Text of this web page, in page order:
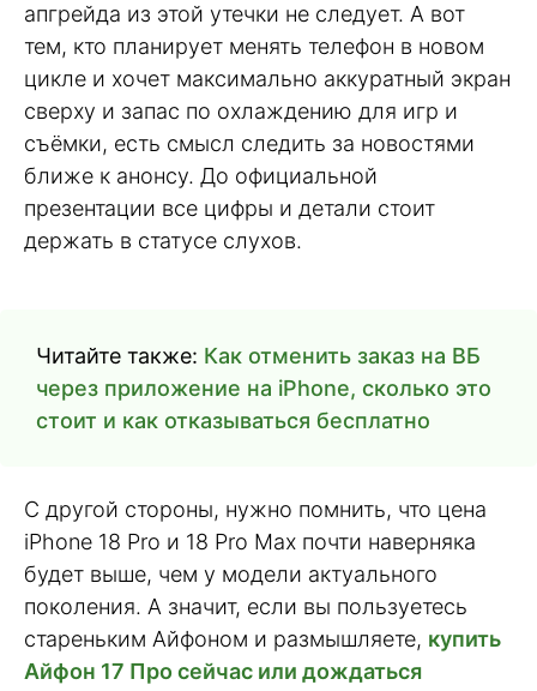
апгрейда из этой утечки не следует. А вот
тем, кто планирует менять телефон в новом
цикле и хочет максимально аккуратный экран
сверху и запас по охлаждению для игр и
съёмки, есть смысл следить за новостями
ближе к анонсу. До официальной
презентации все цифры и детали стоит
держать в статусе слухов.
Читайте также: Как отменить заказ на ВБ
через приложение на iPhone, сколько это
стоит и как отказываться бесплатно
С другой стороны, нужно помнить, что цена
iPhone 18 Pro и 18 Pro Max почти наверняка
будет выше, чем у модели актуального
поколения. А значит, если вы пользуетесь
стареньким Айфоном и размышляете, купить
Айфон 17 Про сейчас или дождаться